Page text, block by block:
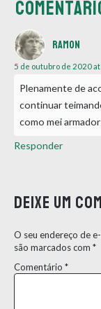
Ramon
5 de outubro de 2020
Plenamente de
continuar
como mei
Responder
Deixe um
O seu endereço de
são marcados com *
Comentário *